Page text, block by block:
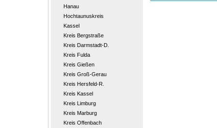
Hanau
Hochtaunuskreis
Kassel
Kreis Bergstraße
Kreis Darmstadt-D.
Kreis Fulda
Kreis Gießen
Kreis Groß-Gerau
Kreis Hersfeld-R.
Kreis Kassel
Kreis Limburg
Kreis Marburg
Kreis Offenbach